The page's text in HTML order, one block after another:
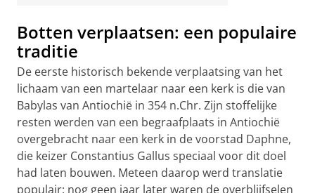
Botten verplaatsen: een populaire
traditie
De eerste historisch bekende verplaatsing van het
lichaam van een martelaar naar een kerk is die van
Babylas van Antiochië in 354 n.Chr. Zijn stoffelijke
resten werden van een begraafplaats in Antiochië
overgebracht naar een kerk in de voorstad Daphne,
die keizer Constantius Gallus speciaal voor dit doel
had laten bouwen. Meteen daarop werd translatie
populair: nog geen jaar later waren de overblijfselen